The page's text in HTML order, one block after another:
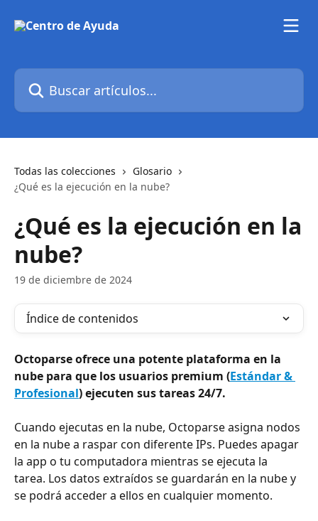
Buscar artículos...
Todas las colecciones
Glosario
¿Qué es la ejecución en la nube?
¿Qué es la ejecución en la
nube?
19 de diciembre de 2024
Índice de contenidos
Octoparse ofrece una potente plataforma en la
nube para que los usuarios premium (Estándar &
Profesional) ejecuten sus tareas 24/7.
Cuando ejecutas en la nube, Octoparse asigna nodos
en la nube a raspar con diferente IPs. Puedes apagar
la app o tu computadora mientras se ejecuta la
tarea. Los datos extraídos se guardarán en la nube y
se podrá acceder a ellos en cualquier momento.